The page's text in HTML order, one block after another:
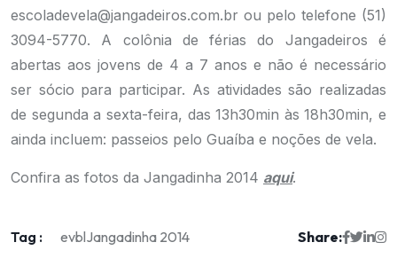
escoladevela@jangadeiros.com.br ou pelo telefone (51)
3094-5770. A colônia de férias do Jangadeiros é
abertas aos jovens de 4 a 7 anos e não é necessário
ser sócio para participar. As atividades são realizadas
de segunda a sexta-feira, das 13h30min às 18h30min, e
ainda incluem: passeios pelo Guaíba e noções de vela.
Confira as fotos da Jangadinha 2014 aqui.
Tag : evblJangadinha 2014 Share: